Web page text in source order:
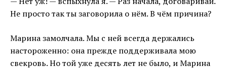
Не просто так ты заговорила о нём. В чём причина?
Марина замолчала. Мы с ней всегда держались
настороженно: она прежде поддерживала мою
свекровь. Но той уже десять лет не было, и Марина